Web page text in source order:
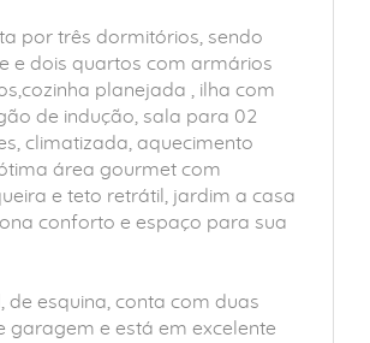
por três dormitórios, sendo
e dois quartos com armários
planejada , ilha com
de indução, sala para 02
climatizada, aquecimento
área gourmet com
e teto retrátil, jardim a casa
conforto e espaço para sua
de esquina, conta com duas
garagem e está em excelente